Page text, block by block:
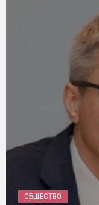
ОБЩЕСТВО